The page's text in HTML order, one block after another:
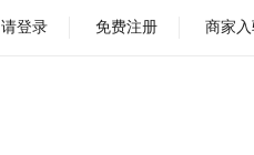
请登录 免费注册 商家入